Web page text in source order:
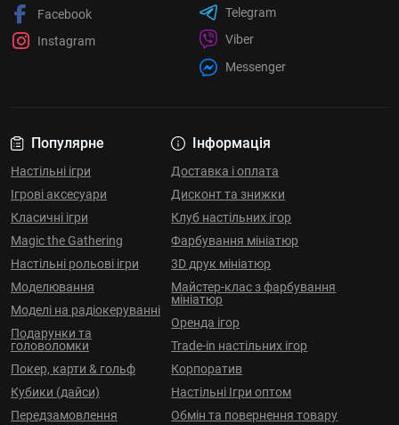
Популярне
Настільні ігри
Ігрові аксесуари
Класичні ігри
Magic the Gathering
Настільні рольові ігри
Моделювання
Моделі на радіокеруванні
Подарунки та
головоломки
Покер, карти & гольф
Кубики (дайси)
Передзамовлення
Інформація
Доставка і оплата
Дисконт та знижки
Клуб настільних ігор
Фарбування мініатюр
3D друк мініатюр
Майстер-клас з фарбування
мініатюр
Оренда ігор
Trade-in настільних ігор
Корпоратив
Настільні Ігри оптом
Обмін та повернення товару
Facebook
Instagram
Telegram
Viber
Messenger